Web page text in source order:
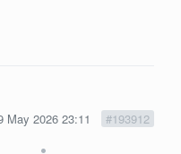
May 2026 23:11 #193912